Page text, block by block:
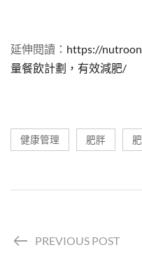
延伸閱讀： https://
量餐飲計劃，有效減肥/
健康管理 肥胖
PREVIOUS POST